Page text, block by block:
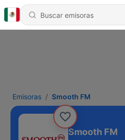
Emisoras Smooth FM
Smooth FM